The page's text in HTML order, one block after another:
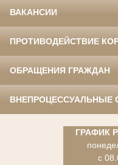
ВАКАНСИИ
ПРОТИВОДЕЙСТВИЕ
ОБРАЩЕНИЯ ГРАЖДАН
ВНЕПРОЦЕССУАЛЬНЫЕ
ГРАФИК
с